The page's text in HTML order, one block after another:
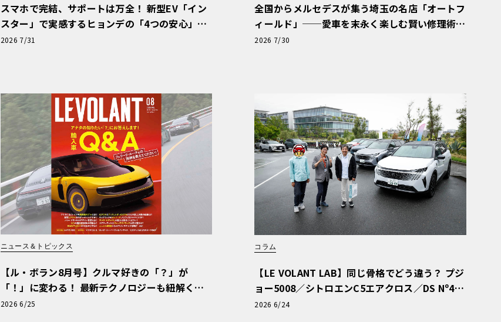
スマホで完結、サポートは万全！ 新型EV「イン
スター」で実感するヒョンデの「4つの安心」
【第1回・ヒョンデ6つの疑問：Why? Hyunda
2026 7/31
全国からメルセデスが集う埼玉の名店「オートフ
ィールド」──愛車を末永く楽しむ賢い修理術
と、プロがフックス製オイルを選ぶ理由〈PR〉
2026 7/30
ニュース＆トピックス
【ル・ボラン8月号】クルマ好きの「？」が
「！」に変わる！ 最新テクノロジーも紐解く
「輸入車Q&A」
2026 6/25
コラム
【LE VOLANT LAB】同じ骨格でどう違う？ プジ
ョー5008／シトロエンC5エアクロス／DS Nº4
読者一気乗りレポート
2026 6/24